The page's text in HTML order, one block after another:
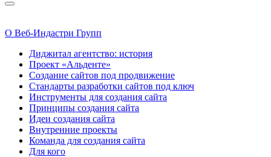
О Веб-Индастри Групп
Диджитал агентство: история
Проект «Альденте»
Создание сайтов под продвижение
Стандарты разработки сайтов под ключ
Инструменты для создания сайта
Принципы создания сайта
Идеи создания сайта
Внутренние проекты
Команда для создания сайта
Для кого